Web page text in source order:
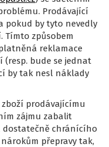
Prodávající
pokud by tyto nevedly
Tímto způsobem
reklamace
(resp. bude se jednat
by tak nesl náklady
prodávajícímu
zájmu zabalit
dostatečně chránícího
přepravy tak,